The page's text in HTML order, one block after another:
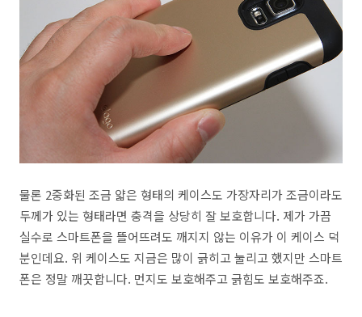
물론 2중화된 조금 얇은 형태의 케이스도 가장자리가 조금이라도
두께가 있는 형태라면 충격을 상당히 잘 보호합니다. 제가 가끔
실수로 스마트폰을 뜰어뜨려도 깨지지 않는 이유가 이 케이스 덕
분인데요. 위 케이스도 지금은 많이 긁히고 눌리고 했지만 스마트
폰은 정말 깨끗합니다. 먼지도 보호해주고 긁힘도 보호해주죠.